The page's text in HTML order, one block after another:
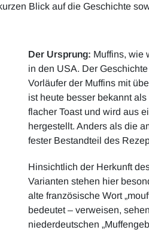
Blick auf die Geschichte
Der Ursprung: Muffins, wie
in den USA. Der
Vorläufer der Muffins mit
ist heute besser bekannt
flacher Toast und wird aus
hergestellt. Anders als die
fester Bestandteil des
Hinsichtlich der Herkunft
Varianten stehen hier
alte französische Wort
bedeutet – verweisen,
niederdeutschen